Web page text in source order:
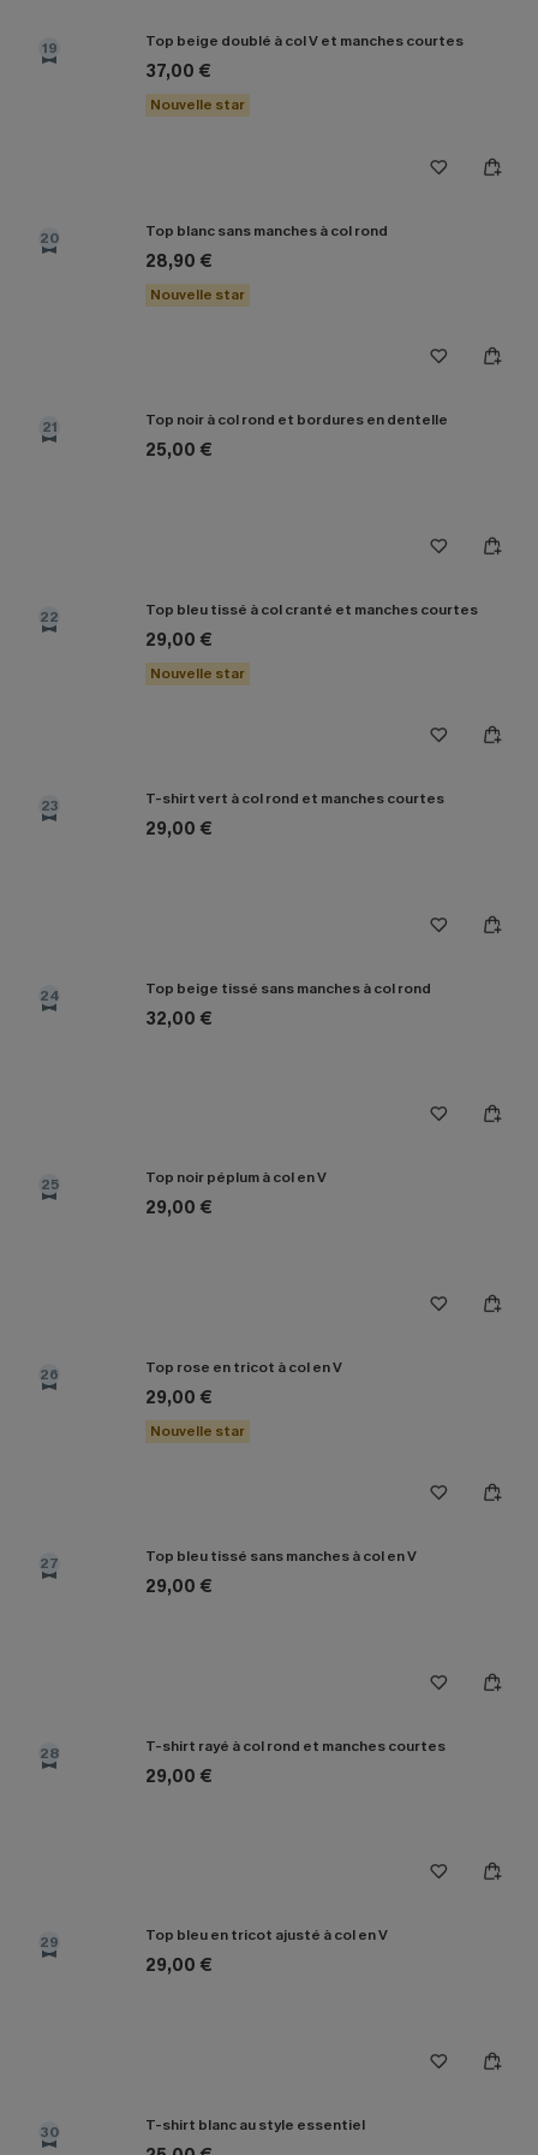
19 Top beige doublé à col V et manches courtes
37,00 €
Nouvelle star
20 Top blanc sans manches à col rond
28,90 €
Nouvelle star
21 Top noir à col rond et bordures en dentelle
25,00 €
22 Top bleu tissé à col cranté et manches courtes
29,00 €
Nouvelle star
23 T-shirt vert à col rond et manches courtes
29,00 €
24 Top beige tissé sans manches à col rond
32,00 €
25 Top noir péplum à col en V
29,00 €
26 Top rose en tricot à col en V
29,00 €
Nouvelle star
27 Top bleu tissé sans manches à col en V
29,00 €
28 T-shirt rayé à col rond et manches courtes
29,00 €
29 Top bleu en tricot ajusté à col en V
29,00 €
30 T-shirt blanc au style essentiel